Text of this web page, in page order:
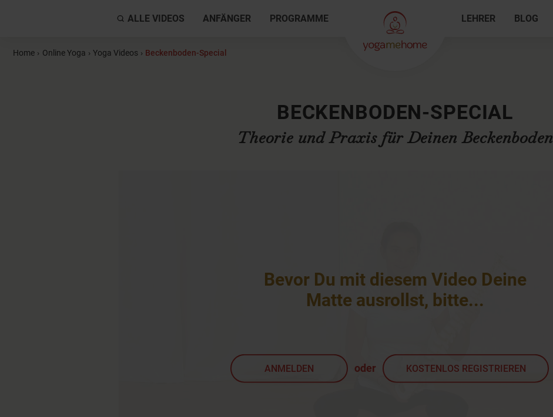
ALLE VIDEOS ANFÄNGER PROGRAMME LEHRER BLOG
Home › Online Yoga › Yoga Videos › Beckenboden-Special
BECKENBODEN-SPECIAL
Theorie und Praxis für Deinen Beckenboden
Bevor Du mit diesem Video Deine
Matte ausrollst, bitte...
ANMELDEN oder KOSTENLOS REGISTRIEREN